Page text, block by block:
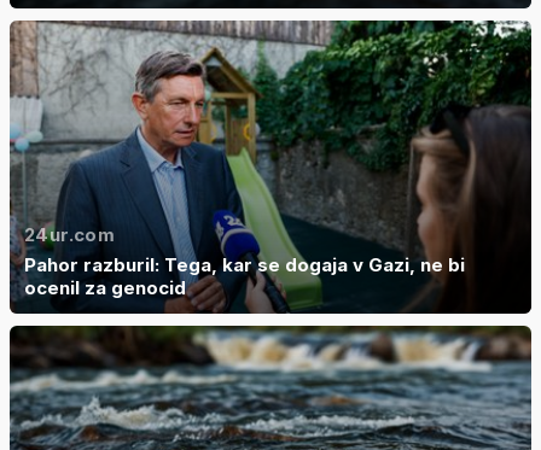
24ur.com
Pahor razburil: Tega, kar se dogaja v Gazi, ne bi
ocenil za genocid